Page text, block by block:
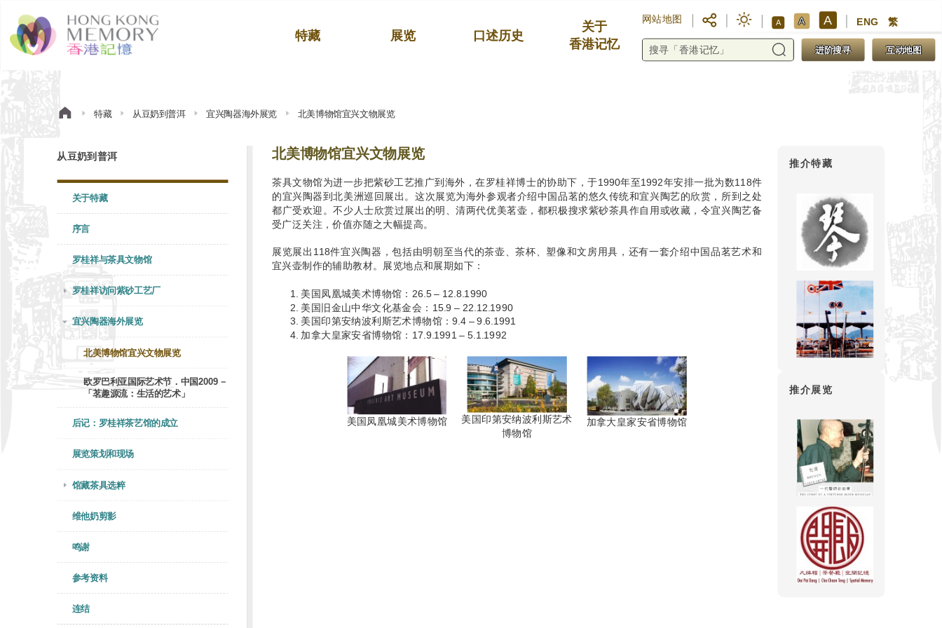
特藏 展览 口述历史
关于
香港记忆
网站地图 A A A ENG 繁
进阶搜寻 互动地图
特藏 从豆奶到普洱 宜兴陶器海外展览 北美博物馆宜兴文物展览
从豆奶到普洱
关于特藏
序言
罗桂祥与茶具文物馆
罗桂祥访问紫砂工艺厂
宜兴陶器海外展览
北美博物馆宜兴文物展览
欧罗巴利亚国际艺术节．中国2009－
「茗趣源流：生活的艺术」
后记：罗桂祥茶艺馆的成立
展览策划和现场
馆藏茶具选粹
维他奶剪影
鸣谢
参考资料
连结
北美博物馆宜兴文物展览
茶具文物馆为进一步把紫砂工艺推广到海外，在罗桂祥博士的协助下，于1990年至1992年安排一批为数118件
的宜兴陶器到北美洲巡回展出。这次展览为海外参观者介绍中国品茗的悠久传统和宜兴陶艺的欣赏，所到之处
都广受欢迎。不少人士欣赏过展出的明、清两代优美茗壶，都积极搜求紫砂茶具作自用或收藏，令宜兴陶艺备
受广泛关注，价值亦随之大幅提高。
展览展出118件宜兴陶器，包括由明朝至当代的茶壶、茶杯、塑像和文房用具，还有一套介绍中国品茗艺术和
宜兴壶制作的辅助教材。展览地点和展期如下：
美国凤凰城美术博物馆：26.5 – 12.8.1990
美国旧金山中华文化基金会：15.9 – 22.12.1990
美国印第安纳波利斯艺术博物馆：9.4 – 9.6.1991
加拿大皇家安省博物馆：17.9.1991 – 5.1.1992
美国凤凰城美术博物馆 美国印第安纳波利斯艺术
博物馆
加拿大皇家安省博物馆
推介特藏
推介展览